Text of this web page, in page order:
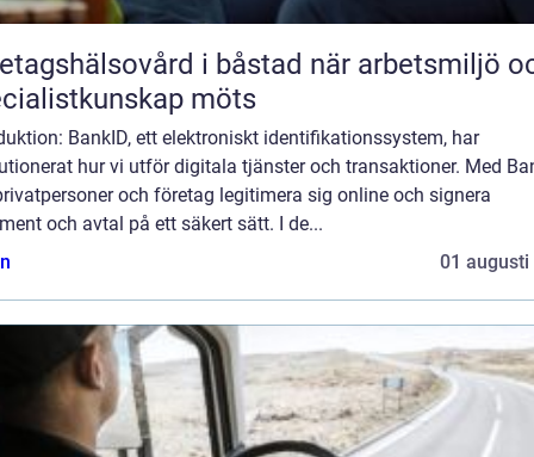
i båstad när arbetsmiljö och
möts
BankID, ett elektroniskt identifikationssystem, har
hur vi utför digitala tjänster och transaktioner. Med
och företag legitimera sig online och signera
och avtal på ett säkert sätt. I de...
01 augusti